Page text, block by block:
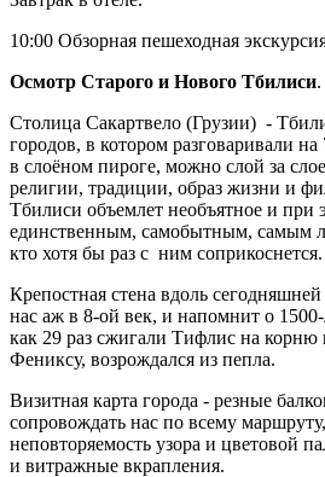
10:00 Обзорная пешеходная
Осмотр Старого и Нового Тбилиси.
Столица Сакартвело (Грузии) -
городов, в котором разговаривали
в слоёном пироге, можно слой за
религии, традиции, образ жизни и
Тбилиси объемлет необъятное и при
единственным, самобытным, самым
кто хотя бы раз с ним соприкоснется.
Крепостная стена вдоль
нас аж в 8-ой век, и напомнит о
как 29 раз сжигали Тифлис на
Фениксу, возрождался из пепла.
Визитная карта города - резные
сопровождать нас по всему
неповторяемость узора и цветовой
и витражные вкрапления.